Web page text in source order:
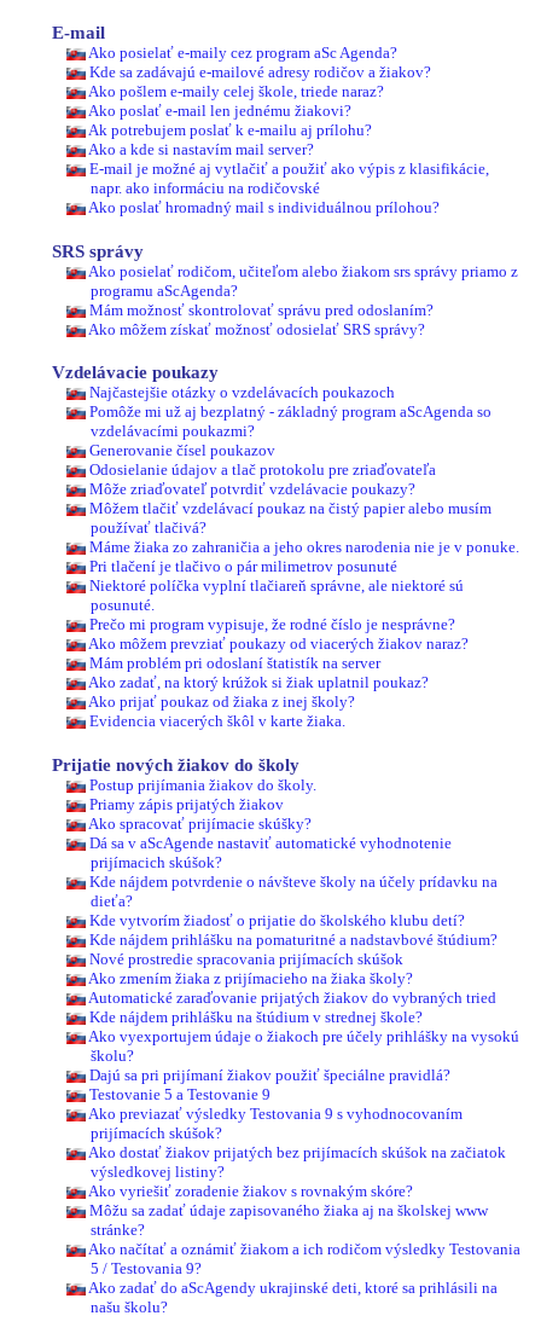
E-mail
Ako posielať e-maily cez program aSc Agenda?
Kde sa zadávajú e-mailové adresy rodičov a žiakov?
Ako pošlem e-maily celej škole, triede naraz?
Ako poslať e-mail len jednému žiakovi?
Ak potrebujem poslať k e-mailu aj prílohu?
Ako a kde si nastavím mail server?
E-mail je možné aj vytlačiť a použiť ako výpis z klasifikácie,
napr. ako informáciu na rodičovské
Ako poslať hromadný mail s individuálnou prílohou?
SRS správy
Ako posielať rodičom, učiteľom alebo žiakom srs správy priamo z
programu aScAgenda?
Mám možnosť skontrolovať správu pred odoslaním?
Ako môžem získať možnosť odosielať SRS správy?
Vzdelávacie poukazy
Najčastejšie otázky o vzdelávacích poukazoch
Pomôže mi už aj bezplatný - základný program aScAgenda so
vzdelávacími poukazmi?
Generovanie čísel poukazov
Odosielanie údajov a tlač protokolu pre zriaďovateľa
Môže zriaďovateľ potvrdiť vzdelávacie poukazy?
Môžem tlačiť vzdelávací poukaz na čistý papier alebo musím
používať tlačivá?
Máme žiaka zo zahraničia a jeho okres narodenia nie je v ponuke.
Pri tlačení je tlačivo o pár milimetrov posunuté
Niektoré políčka vyplní tlačiareň správne, ale niektoré sú
posunuté.
Prečo mi program vypisuje, že rodné číslo je nesprávne?
Ako môžem prevziať poukazy od viacerých žiakov naraz?
Mám problém pri odoslaní štatistík na server
Ako zadať, na ktorý krúžok si žiak uplatnil poukaz?
Ako prijať poukaz od žiaka z inej školy?
Evidencia viacerých škôl v karte žiaka.
Prijatie nových žiakov do školy
Postup prijímania žiakov do školy.
Priamy zápis prijatých žiakov
Ako spracovať prijímacie skúšky?
Dá sa v aScAgende nastaviť automatické vyhodnotenie
prijímacich skúšok?
Kde nájdem potvrdenie o návšteve školy na účely prídavku na
dieťa?
Kde vytvorím žiadosť o prijatie do školského klubu detí?
Kde nájdem prihlášku na pomaturitné a nadstavbové štúdium?
Nové prostredie spracovania prijímacích skúšok
Ako zmením žiaka z prijímacieho na žiaka školy?
Automatické zaraďovanie prijatých žiakov do vybraných tried
Kde nájdem prihlášku na štúdium v strednej škole?
Ako vyexportujem údaje o žiakoch pre účely prihlášky na vysokú
školu?
Dajú sa pri prijímaní žiakov použiť špeciálne pravidlá?
Testovanie 5 a Testovanie 9
Ako previazať výsledky Testovania 9 s vyhodnocovaním
prijímacích skúšok?
Ako dostať žiakov prijatých bez prijímacích skúšok na začiatok
výsledkovej listiny?
Ako vyriešiť zoradenie žiakov s rovnakým skóre?
Môžu sa zadať údaje zapisovaného žiaka aj na školskej www
stránke?
Ako načítať a oznámiť žiakom a ich rodičom výsledky Testovania
5 / Testovania 9?
Ako zadať do aScAgendy ukrajinské deti, ktoré sa prihlásili na
našu školu?